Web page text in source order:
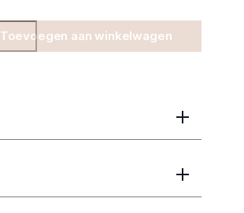
Toevoegen aan winkelwagen